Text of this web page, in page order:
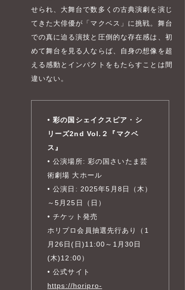
せられ、大舞台で数多くの古典演劇を演じ
てきた大俳優が「マクベス」に挑戦。舞台
での真に迫る演技と圧倒的な存在感は、初
めて舞台を見る人ならば、自身の想像を超
える感動とインパクトをもたらすことは間
違いない。
• 彩の国シェイクスピア・シ
リーズ2nd Vol.２『マクベ
ス』
• 公演場所: 彩の国さいたま芸
術劇場 大ホール
• 公演日: 2025年5月8日（木）
～5月25日（日）
• チケット発売
ホリプロ会員抽選先行あり（1
月26日(日)11:00～1月30日
(木)12:00）
• 公式サイト
https://horipro-